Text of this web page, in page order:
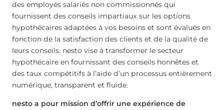
des employés salariés non commissionnés qui
fournissent des conseils impartiaux sur les options
hypothécaires adaptées à vos besoins et sont évalués en
fonction de la satisfaction des clients et de la qualité de
leurs conseils. nesto vise à transformer le secteur
hypothécaire en fournissant des conseils honnêtes et
des taux compétitifs à l’aide d’un processus entièrement
numérique, transparent et fluide.
nesto a pour mission d’offrir une expérience de